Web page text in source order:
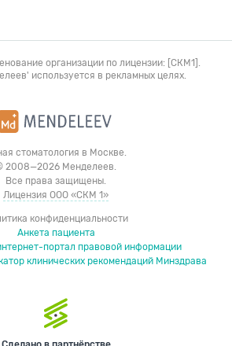
организации по лицензии: [СКМ1].
используется в рекламных целях.
стоматология в Москве.
2008—2026 Менделеев.
Все права защищены.
Лицензия ООО «СКМ 1»
конфиденциальности
Анкета пациента
портал правовой информации
клинических рекомендаций Минздрава